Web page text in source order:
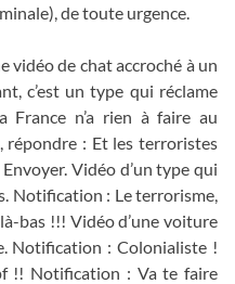
de toute urgence.
vidéo de chat accroché à un
c’est un type qui réclame
France n’a rien à faire au
répondre : Et les terroristes
Envoyer. Vidéo d’un type qui
Notification : Le terrorisme,
bas !!! Vidéo d’une voiture
Notification : Colonialiste !
!! Notification : Va te faire